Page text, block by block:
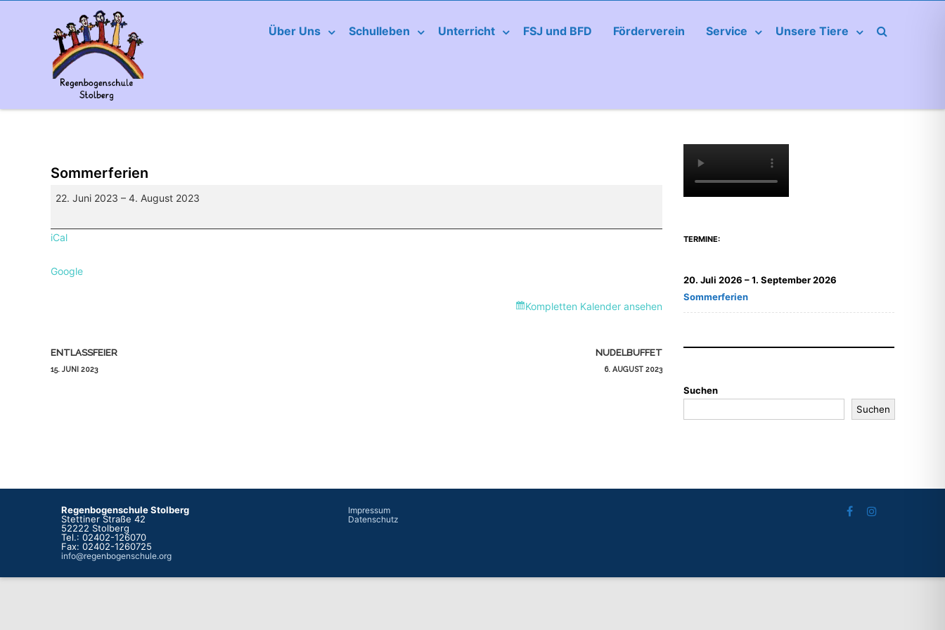
Über Uns Schulleben Unterricht FSJ und BFD Förderverein Service Unsere Tiere
Sommerferien
Sommerferien
22. Juni 2023 – 4. August 2023
iCal
Google
Kompletten Kalender ansehen
Beitragsnavigation
ENTLASSFEIER
15. JUNI 2023
NUDELBUFFET
6. AUGUST 2023
TERMINE:
20. Juli 2026 –1. September 2026
Sommerferien
Suchen
Suchen
Regenbogenschule Stolberg
Stettiner Straße 42
52222 Stolberg
Tel.: 02402-126070
Fax: 02402-1260725
info@regenbogenschule.org
Impressum
Datenschutz